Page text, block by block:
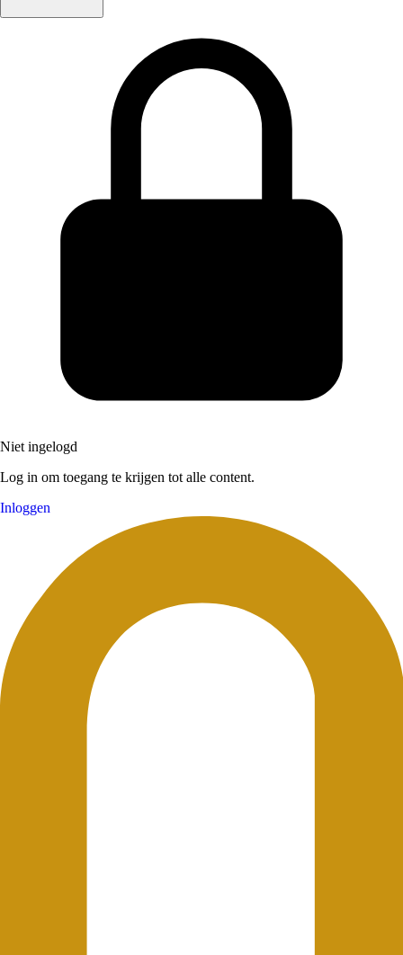
Niet ingelogd
Log in om toegang te krijgen tot alle content.
Inloggen